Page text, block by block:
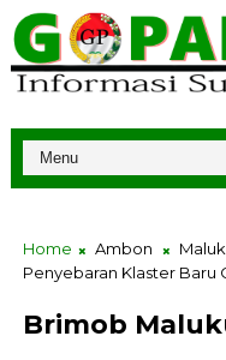
Home Ambon
Penyebaran Klaster Baru
Brimob